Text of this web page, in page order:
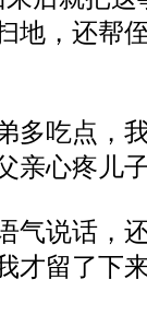
，还帮
多吃点，
亲心疼儿
说话，
留了下来